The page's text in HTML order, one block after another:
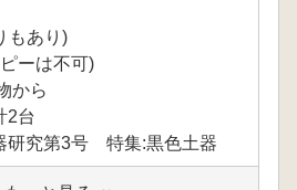
もあり)
ーは不可)
から
2台
研究第3号 特集:黒色土器